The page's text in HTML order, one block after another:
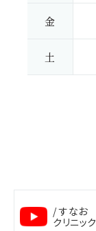
金
土
/ すなお
クリニック